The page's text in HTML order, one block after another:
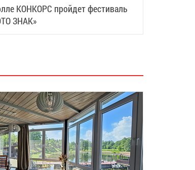
КОНКОРС пройдет фестиваль
ЗНАК»